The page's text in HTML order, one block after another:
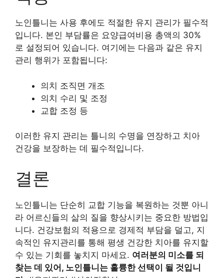
노인틀니는 사용 후에도 적절한 유지 관리가 필수적
입니다. 본인 부담률은 요양급여비용 총액의 30%
로 설정되어 있습니다. 여기에는 다음과 같은 유지
관리 행위가 포함됩니다:
의치 조직면 개조
의치 수리 및 조정
교합 조정 등
이러한 유지 관리는 틀니의 수명을 연장하고 치아
건강을 보장하는 데 필수적입니다.
결론
노인틀니는 단순히 교합 기능을 복원하는 것뿐 아니
라 어르신들의 삶의 질을 향상시키는 중요한 방법입
니다. 건강보험의 적용으로 경제적 부담을 덜고, 지
속적인 유지관리를 통해 평생 건강한 치아를 유지할
수 있는 기회를 놓치지 마세요. 여러분의 미소를 되
찾는 데 있어, 노인틀니는 훌륭한 선택이 될 것입니